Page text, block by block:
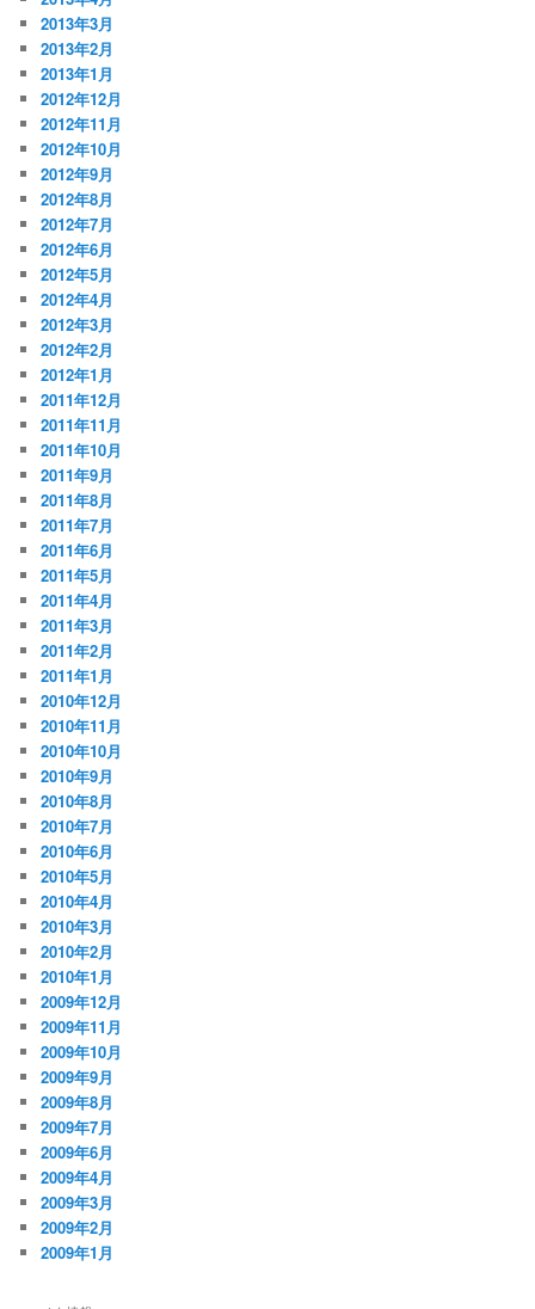
2013年3月
2013年2月
2013年1月
2012年12月
2012年11月
2012年10月
2012年9月
2012年8月
2012年7月
2012年6月
2012年5月
2012年4月
2012年3月
2012年2月
2012年1月
2011年12月
2011年11月
2011年10月
2011年9月
2011年8月
2011年7月
2011年6月
2011年5月
2011年4月
2011年3月
2011年2月
2011年1月
2010年12月
2010年11月
2010年10月
2010年9月
2010年8月
2010年7月
2010年6月
2010年5月
2010年4月
2010年3月
2010年2月
2010年1月
2009年12月
2009年11月
2009年10月
2009年9月
2009年8月
2009年7月
2009年6月
2009年4月
2009年3月
2009年2月
2009年1月